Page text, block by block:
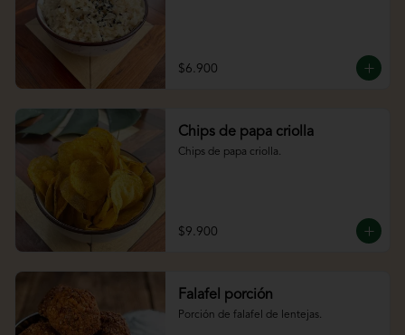
$6.900
Chips de papa criolla
Chips de papa criolla.
$9.900
Falafel porción
Porción de falafel de lentejas.